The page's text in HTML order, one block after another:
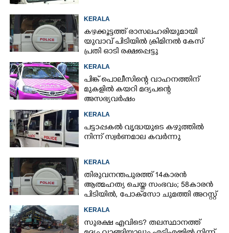
KERALA
കഴക്കൂട്ടത്ത് രാസലഹരിയുമായി
യുവാവ് പിടിയിൽ ക്രിമിനൽ കേസ്
പ്രതി ഓടി രക്ഷപ്പെട്ടു
KERALA
പിങ്ക് പൊലീസിന്റെ വാഹനത്തിന്
മുകളിൽ കയറി മദ്യപന്റെ
അസഭ്യവ‌ർഷം
KERALA
പട്ടാപ്പകൽ വൃദ്ധയുടെ കഴുത്തിൽ
നിന്ന് സ്വർണമാല കവർന്നു
KERALA
തിരുവനന്തപുരത്ത് 14കാരൻ
ആത്മഹത്യ ചെയ്ത സംഭവം; 58കാരൻ
പിടിയിൽ, പോക്‌സോ ചുമത്തി അറസ്റ്റ്
KERALA
സുരക്ഷ എവിടെ?​ തലസ്ഥാനത്ത്